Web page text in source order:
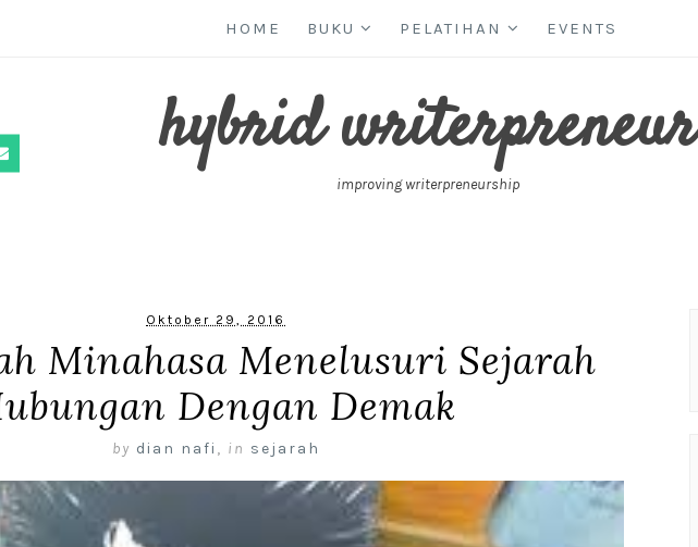
HOME BUKU PELATIHAN EVENTS
hybrid writerpreneur
improving writerpreneurship
Oktober 29, 2016
Minahasa Menelusuri Sejarah
Dengan Demak
by dian nafi , in sejarah